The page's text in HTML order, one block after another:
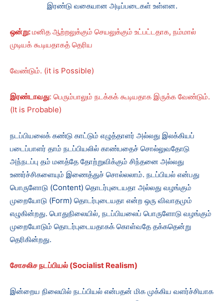
இரண்டு வகையான அடிப்படைகள் உள்ளன.
ஒன்று:மனித ஆற்றலுக்கும் செயலுக்கும் உட்பட்டதாக, நம்மால்
முடியக் கூடியதாகத் தெரிய
வேண்டும். (it is Possible)
இரண்டாவது: பெரும்பாலும் நடக்கக் கூடியதாக இருக்க வேண்டும்.
(It is Probable)
நடப்பியலைக் கண்டு காட்டும் எழுத்தாளர் அல்லது இலக்கியப்
படைப்பாளர் தாம் நடப்பியலில் காண்பதைச் சொல்லுவதோடு
அந்நடப்பு தம் மனத்தே தோற்றுவிக்கும் சிந்தனை அல்லது
உணர்ச்சிகளையும் இணைத்துச் சொல்லலாம். நடப்பியல் என்பது
பொருளோடு (Content) தொடர்புடையதா அல்லது வழங்கும்
முறையோடு (Form) தொடர்புடையதா என்ற ஒரு விவாதமும்
எழுகின்றது. பொதுநிலையில், நடப்பியலைப் பொருளோடு வழங்கும்
முறையோடும் தொடர்புடையதாகக் கொள்வதே தக்கதென்று
தெரிகின்றது.
சோசலிச நடப்பியல் (Socialist Realism)
இன்றைய நிலையில் நடப்பியல் என்பதன் மிக முக்கிய வளர்ச்சியாக